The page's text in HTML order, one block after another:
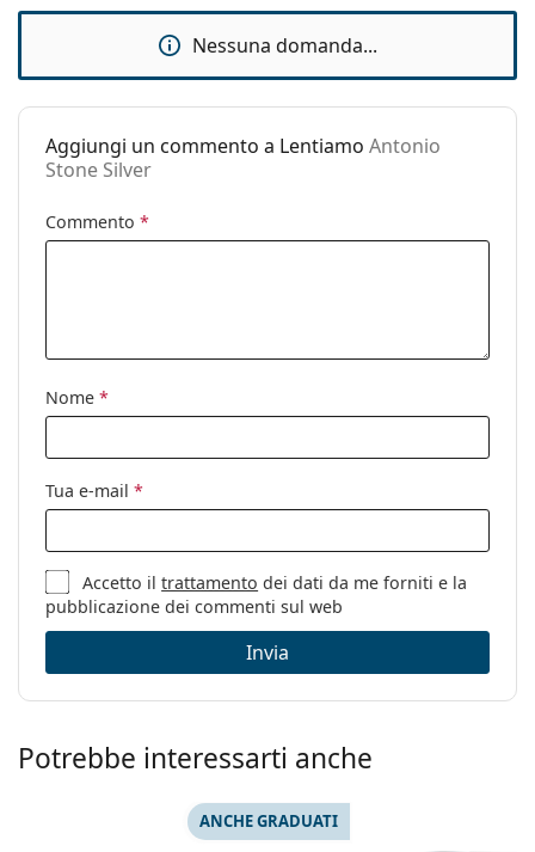
Accessori
Sì
Altro
Categorie:
Occhiali da sole
Codice:
Antonio Stone Silver
Nessuna domanda...
Aggiungi un commento a Lentiamo Antonio
Stone Silver
Commento *
Nome *
Tua e-mail *
Accetto iltrattamento dei dati da me forniti e la
pubblicazione dei commenti sul web
Invia
Potrebbe interessarti anche
ANCHE GRADUATI